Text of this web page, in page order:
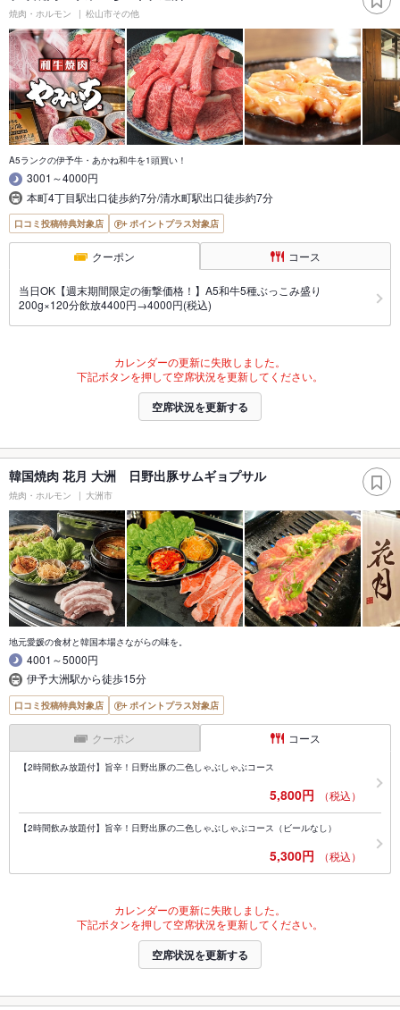
焼肉・ホルモン 松山市その他
A5ランクの伊予牛・あかね和牛を1頭買い！
3001～4000円
本町4丁目駅出口徒歩約7分/清水町駅出口徒歩約7分
口コミ投稿特典対象店 ポイントプラス対象店
クーポン コース
当日OK【週末期間限定の衝撃価格！】A5和牛5種ぶっこみ盛り
200g×120分飲放4400円→4000円(税込)
カレンダーの更新に失敗しました。
下記ボタンを押して空席状況を更新してください。
空席状況を更新する
韓国焼肉 花月 大洲 日野出豚サムギョプサル
焼肉・ホルモン 大洲市
地元愛媛の食材と韓国本場さながらの味を。
4001～5000円
伊予大洲駅から徒歩15分
口コミ投稿特典対象店 ポイントプラス対象店
クーポン コース
【2時間飲み放題付】旨辛！日野出豚の二色しゃぶしゃぶコース
5,800円 （税込）
【2時間飲み放題付】旨辛！日野出豚の二色しゃぶしゃぶコース（ビールなし）
5,300円 （税込）
カレンダーの更新に失敗しました。
下記ボタンを押して空席状況を更新してください。
空席状況を更新する